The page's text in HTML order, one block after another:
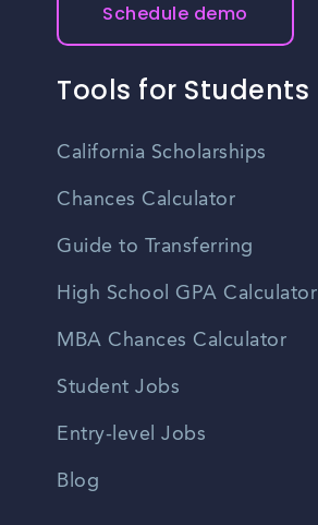
Schedule demo
Tools for Students
California Scholarships
Chances Calculator
Guide to Transferring
High School GPA Calculator
MBA Chances Calculator
Student Jobs
Entry-level Jobs
Blog